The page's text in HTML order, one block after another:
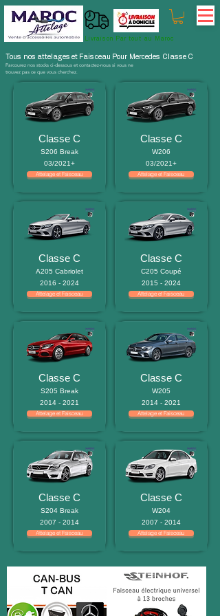
Livraison Par tout au Maroc
Tous nos attelages et Faisceau Pour Mercedes Classe C
Parcourez nos stocks ci-dessous et contactez-nous si vous ne
trouvez pas ce que vous cherchez.
Classe C
S206 Break
03/2021+
Attelage et Faisceau
Classe C
A205 Cabriolet
2016 - 2024
Attelage et Faisceau
Classe C
S205 Break
2014 - 2021
Attelage et Faisceau
Classe C
S204 Break
2007 - 2014
Attelage et Faisceau
Classe C
W206
03/2021+
Attelage et Faisceau
Classe C
C205 Coupé
2015 - 2024
Attelage et Faisceau
Classe C
W205
2014 - 2021
Attelage et Faisceau
Classe C
W204
2007 - 2014
Attelage et Faisceau